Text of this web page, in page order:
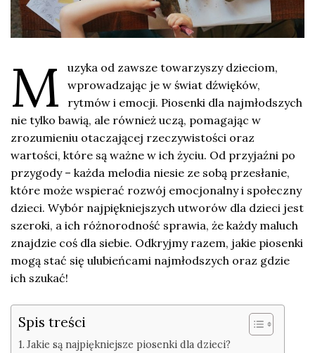
M
uzyka od zawsze towarzyszy dzieciom,
wprowadzając je w świat dźwięków,
rytmów i emocji. Piosenki dla najmłodszych
nie tylko bawią, ale również uczą, pomagając w
zrozumieniu otaczającej rzeczywistości oraz
wartości, które są ważne w ich życiu. Od przyjaźni po
przygody – każda melodia niesie ze sobą przesłanie,
które może wspierać rozwój emocjonalny i społeczny
dzieci. Wybór najpiękniejszych utworów dla dzieci jest
szeroki, a ich różnorodność sprawia, że każdy maluch
znajdzie coś dla siebie. Odkryjmy razem, jakie piosenki
mogą stać się ulubieńcami najmłodszych oraz gdzie
ich szukać!
Spis treści
Jakie są najpiękniejsze piosenki dla dzieci?